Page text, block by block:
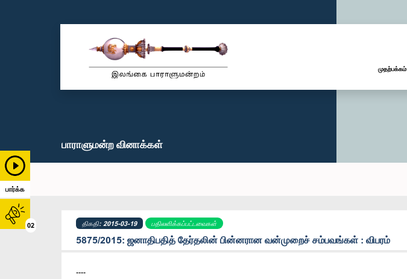
பார்க்க
02
முதற்பக்கம்
பாராளுமன்ற வினாக்கள்
திகதி: 2015-03-19 பதிலளிக்கப்பட்டவைகள்
5875/2015: ஜனாதிபதித் தேர்தலின் பின்னரான வன்முறைச் சம்பவங்கள் : விபரம்
----